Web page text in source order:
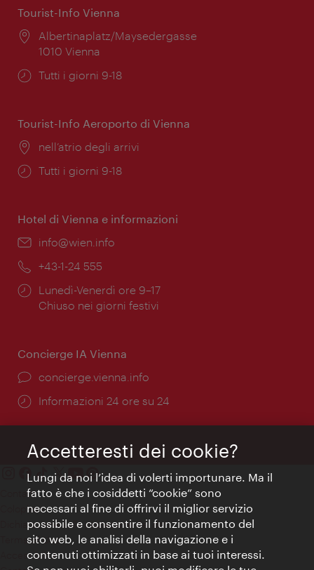
Tourist-Info Vienna
Posizione:
Albertinaplatz/Maysedergasse
1010 Vienna
Orari
Tutti i giorni 9-18
Tourist-Info Aeroporto di Vienna
Posizione:
nell’atrio degli arrivi
Orari
Tutti i giorni 9-18
Hotel di Vienna e informazioni
Email:
info@wien.info
Telefono:
+43-1-24 555
Orari
di
Lunedì-Venerdì ore 9–17
Chiuso nei giorni festivi
Concierge IA Vienna
Ort:
concierge.vienna.info
Öffnungszeiten:
Informazioni 24 ore su 24
Contatti
Colophon
Dichiarazione sulla protezione dei dati
Terms of Use
Accessibilità
Accetteresti dei cookie?
Lungi da noi l’idea di volerti importunare. Ma il
fatto è che i cosiddetti “cookie” sono
necessari al fine di offrirvi il miglior servizio
possibile e consentire il funzionamento del
sito web, le analisi della navigazione e i
contenuti ottimizzati in base ai tuoi interessi.